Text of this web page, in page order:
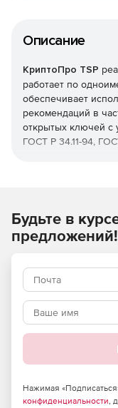
Описание
КриптоПро TSP
работает по
обеспечивает
рекомендаций в
открытых ключей с
ГОСТ Р 34.11-94,
Будьте в
предложений!
Нажимая
конфиденциальности,